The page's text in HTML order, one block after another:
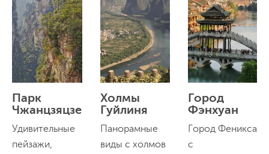
Парк
Чжанцзяцзе
Удивительные
пейзажи,
Холмы
Гуйлиня
Панорамные
виды с холмов
Город
Фэнхуан
Город Феникса
с